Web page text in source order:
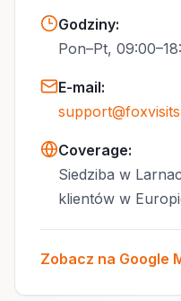
Godziny:
Pon–Pt,
E-mail:
Coverage:
Siedziba w
klientów w
Zobacz na Google